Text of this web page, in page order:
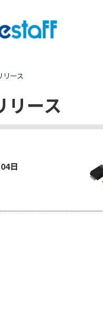
リース
リース
日